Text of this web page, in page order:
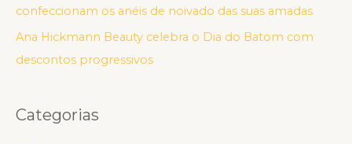
confeccionam os anéis de noivado das suas amadas
Ana Hickmann Beauty celebra o Dia do Batom com
descontos progressivos
Categorias